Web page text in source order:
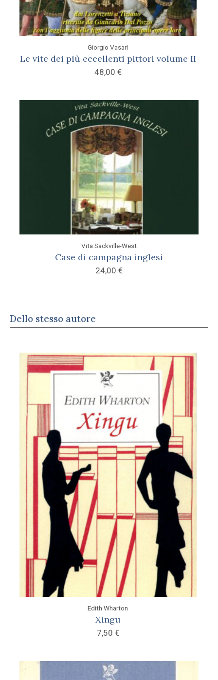
Giorgio Vasari
Le vite dei più eccellenti pittori volume II
48,00 €
Vita Sackville-West
Case di campagna inglesi
24,00 €
Dello stesso autore
Edith Wharton
Xingu
7,50 €